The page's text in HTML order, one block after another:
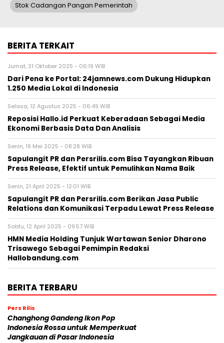
Stok Cadangan Pangan Pemerintah
BERITA TERKAIT
Jumat, 31 Oktober 2025 - 06:19 WIB
Dari Pena ke Portal: 24jamnews.com Dukung Hidupkan
1.250 Media Lokal di Indonesia
Selasa, 12 Agustus 2025 - 06:49 WIB
Reposisi Hallo.id Perkuat Keberadaan Sebagai Media
Ekonomi Berbasis Data Dan Analisis
Senin, 19 Mei 2025 - 08:28 WIB
Sapulangit PR dan Persrilis.com Bisa Tayangkan Ribuan
Press Release, Efektif untuk Pemulihkan Nama Baik
Senin, 21 April 2025 - 12:01 WIB
Sapulangit PR dan Persrilis.com Berikan Jasa Public
Relations dan Komunikasi Terpadu Lewat Press Release
Sabtu, 12 April 2025 - 09:57 WIB
HMN Media Holding Tunjuk Wartawan Senior Dharono
Trisawego Sebagai Pemimpin Redaksi
Hallobandung.com
BERITA TERBARU
Pers Rilis
Changhong Gandeng Ikon Pop
Indonesia Rossa untuk Memperkuat
Jangkauan di Pasar Indonesia